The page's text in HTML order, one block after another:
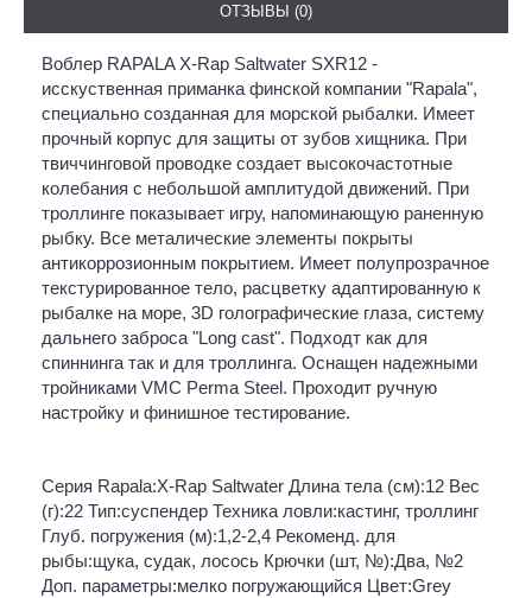
ОТЗЫВЫ (0)
Воблер RAPALA X-Rap Saltwater SXR12 -
исскуственная приманка финской компании "Rapala",
специально созданная для морской рыбалки. Имеет
прочный корпус для защиты от зубов хищника. При
твиччинговой проводке создает высокочастотные
колебания с небольшой амплитудой движений. При
троллинге показывает игру, напоминающую раненную
рыбку. Все металические элементы покрыты
антикоррозионным покрытием. Имеет полупрозрачное
текстурированное тело, расцветку адаптированную к
рыбалке на море, 3D голографические глаза, систему
дальнего заброса "Long cast". Подходт как для
спиннинга так и для троллинга. Оснащен надежными
тройниками VMC Perma Steel. Проходит ручную
настройку и финишное тестирование.
Серия Rapala:X-Rap Saltwater Длина тела (см):12 Вес
(г):22 Тип:суспендер Техника ловли:кастинг, троллинг
Глуб. погружения (м):1,2-2,4 Рекоменд. для
рыбы:щука, судак, лосось Крючки (шт, №):Два, №2
Доп. параметры:мелко погружающийся Цвет:Grey